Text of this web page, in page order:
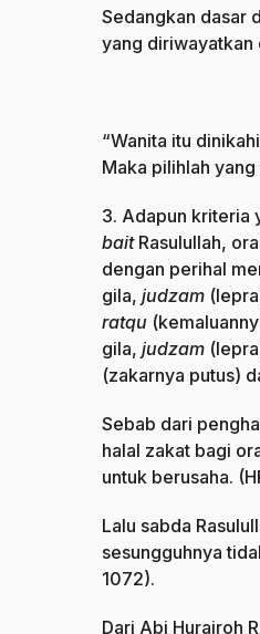
Sedangkan dasar
yang diriwayatkan
“Wanita itu
Maka pilihlah
3. Adapun kriteria
bait Rasulullah,
dengan perihal
gila, judzam
ratqu
gila, judzam
(zakarnya putus)
Sebab dari
halal zakat bagi
untuk berusaha.
Lalu sabda
sesungguhnya
1072).
Dari Abi Hurairoh